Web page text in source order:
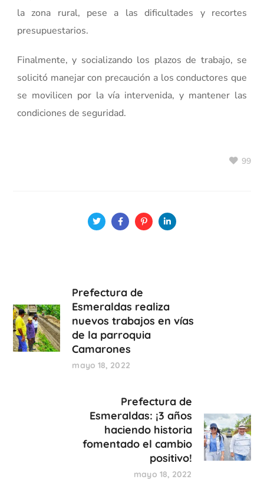
la zona rural, pese a las dificultades y recortes
presupuestarios.
Finalmente, y socializando los plazos de trabajo, se
solicitó manejar con precaución a los conductores que
se movilicen por la vía intervenida, y mantener las
condiciones de seguridad.
99
Prefectura de
Esmeraldas realiza
nuevos trabajos en vías
de la parroquia
Camarones
mayo 18, 2022
Prefectura de
Esmeraldas: ¡3 años
haciendo historia
fomentado el cambio
positivo!
mayo 18, 2022